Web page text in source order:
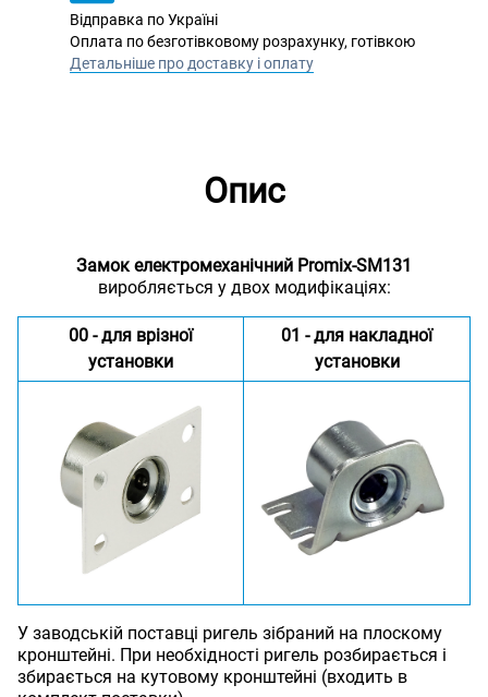
Відправка по Україні
Оплата по безготівковому розрахунку, готівкою
Детальніше про доставку і оплату
Опис
Замок електромеханічний Promix-SM131
виробляється у двох модифікаціях:
00 - для врізної
установки
01 - для накладної
установки
У заводській поставці ригель зібраний на плоскому
кронштейні. При необхідності ригель розбирається і
збирається на кутовому кронштейні (входить в